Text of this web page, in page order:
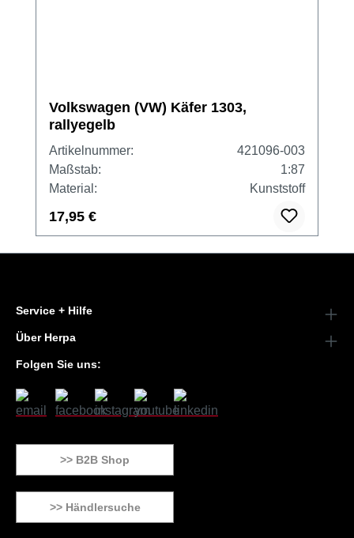
Volkswagen (VW) Käfer 1303,
rallyegelb
Artikelnummer:
421096-003
Maßstab:
1:87
Material:
Kunststoff
17,95 €
Service + Hilfe
Über Herpa
Folgen Sie uns:
>> B2B Shop
>> Händlersuche